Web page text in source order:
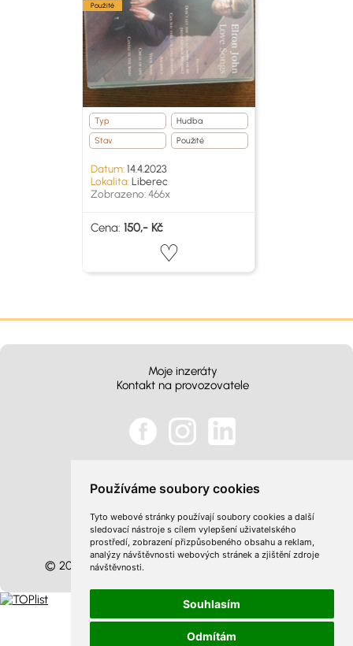
Používáme soubory cookies
Tyto webové stránky používají soubory cookies a další
sledovací nástroje s cílem vylepšení uživatelského
prostředí, zobrazení přizpůsobeného obsahu a reklam,
analýzy návštěvnosti webových stránek a zjištění zdroje
návštěvnosti.
Souhlasím
Odmítám
Použité
Typ
Hudba
Stav
Použité
Datum:14.4.2023
Lokalita:Liberec
Zobrazeno: 466x
Cena: 150,- Kč
Moje inzeráty
Kontakt na provozovatele
Zpracování osobních údajů
Optimalizace
Sitemap
© 2026 InzertníStránky.cz všechna práva vyhrazena